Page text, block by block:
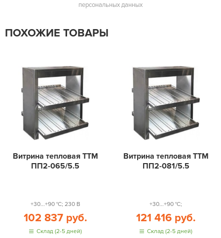
персональных данных
ПОХОЖИЕ ТОВАРЫ
Витрина тепловая ТТМ
ПП2-065/5.5
+30...+90 °С; 230 В
102 837 руб.
Склад (2-5 дней)
Витрина тепловая ТТМ
ПП2-081/5.5
+30...+90 °С;
121 416 руб.
Склад (2-5 дней)